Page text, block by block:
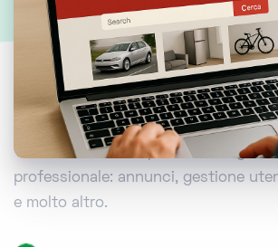
Caratteristiche principali
Annunci
Tutto il necessario per creare e
professionale: annunci, gestione
e molto altro.